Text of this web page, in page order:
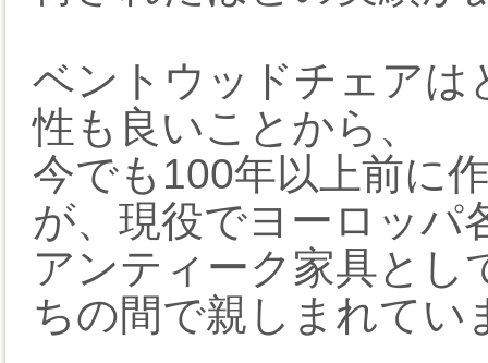
ベントウッドチェアは
性も良いことから、
今でも100年以上前に
が、現役でヨーロッパ
アンティーク家具とし
ちの間で親しまれてい